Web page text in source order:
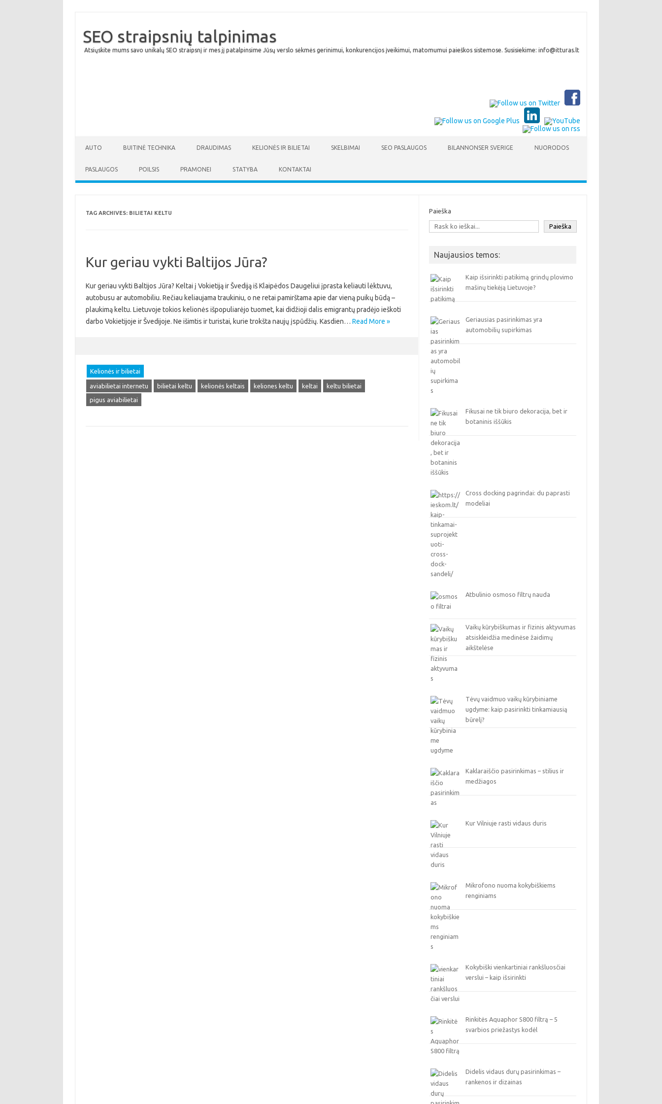
SEO straipsnių talpinimas
Atsiųskite mums savo unikalų SEO straipsnį ir mes jį patalpinsime Jūsų verslo sėkmės gerinimui, konkurencijos įveikimui, matomumui paieškos sistemose. Susisiekime: info@itturas.lt
AUTO BUITINĖ TECHNIKA DRAUDIMAS KELIONĖS IR BILIETAI SKELBIMAI SEO PASLAUGOS BILANNONSER SVERIGE NUORODOS
PASLAUGOS POILSIS PRAMONEI STATYBA KONTAKTAI
TAG ARCHIVES: BILIETAI KELTU
Kur geriau vykti Baltijos Jūra?
Kur geriau vykti Baltijos Jūra? Keltai į Vokietiją ir Švediją iš Klaipėdos Daugeliui įprasta keliauti lėktuvu,
autobusu ar automobiliu. Rečiau keliaujama traukiniu, o ne retai pamirštama apie dar vieną puikų būdą –
plaukimą keltu. Lietuvoje tokios kelionės išpopuliarėjo tuomet, kai didžioji dalis emigrantų pradėjo ieškoti
darbo Vokietijoje ir Švedijoje. Ne išimtis ir turistai, kurie trokšta naujų įspūdžių. Kasdien… Read More »
Kelionės ir bilietai
aviabilietai internetu bilietai keltu kelionės keltais keliones keltu keltai
keltu bilietai
pigus aviabilietai
Paieška
Paieška
Naujausios temos:
Kaip išsirinkti patikimą grindų plovimo
mašinų tiekėją Lietuvoje?
Geriausias pasirinkimas yra
automobilių supirkimas
Fikusai ne tik biuro dekoracija, bet ir
botaninis iššūkis
Cross docking pagrindai: du paprasti
modeliai
Atbulinio osmoso filtrų nauda
Vaikų kūrybiškumas ir fizinis aktyvumas
atsiskleidžia medinėse žaidimų
aikštelėse
Tėvų vaidmuo vaikų kūrybiniame
ugdyme: kaip pasirinkti tinkamiausią
būrelį?
Kaklaraiščio pasirinkimas – stilius ir
medžiagos
Kur Vilniuje rasti vidaus duris
Mikrofono nuoma kokybiškiems
renginiams
Kokybiški vienkartiniai rankšluosčiai
verslui – kaip išsirinkti
Rinkitės Aquaphor S800 filtrą – 5
svarbios priežastys kodėl
Didelis vidaus durų pasirinkimas –
rankenos ir dizainas